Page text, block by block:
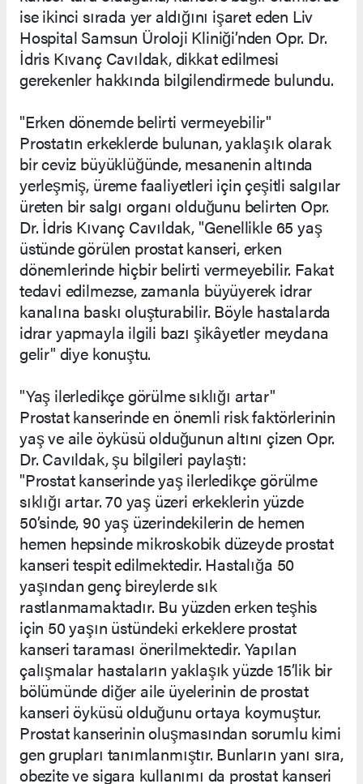
ise ikinci sırada yer aldığını işaret eden Liv
Hospital Samsun Üroloji Kliniği’nden Opr. Dr.
İdris Kıvanç Cavıldak, dikkat edilmesi
gerekenler hakkında bilgilendirmede bulundu.
"Erken dönemde belirti vermeyebilir"
Prostatın erkeklerde bulunan, yaklaşık olarak
bir ceviz büyüklüğünde, mesanenin altında
yerleşmiş, üreme faaliyetleri için çeşitli salgılar
üreten bir salgı organı olduğunu belirten Opr.
Dr. İdris Kıvanç Cavıldak, "Genellikle 65 yaş
üstünde görülen prostat kanseri, erken
dönemlerinde hiçbir belirti vermeyebilir. Fakat
tedavi edilmezse, zamanla büyüyerek idrar
kanalına baskı oluşturabilir. Böyle hastalarda
idrar yapmayla ilgili bazı şikâyetler meydana
gelir" diye konuştu.
"Yaş ilerledikçe görülme sıklığı artar"
Prostat kanserinde en önemli risk faktörlerinin
yaş ve aile öyküsü olduğunun altını çizen Opr.
Dr. Cavıldak, şu bilgileri paylaştı:
"Prostat kanserinde yaş ilerledikçe görülme
sıklığı artar. 70 yaş üzeri erkeklerin yüzde
50’sinde, 90 yaş üzerindekilerin de hemen
hemen hepsinde mikroskobik düzeyde prostat
kanseri tespit edilmektedir. Hastalığa 50
yaşından genç bireylerde sık
rastlanmamaktadır. Bu yüzden erken teşhis
için 50 yaşın üstündeki erkeklere prostat
kanseri taraması önerilmektedir. Yapılan
çalışmalar hastaların yaklaşık yüzde 15’lik bir
bölümünde diğer aile üyelerinin de prostat
kanseri öyküsü olduğunu ortaya koymuştur.
Prostat kanserinin oluşmasından sorumlu kimi
gen grupları tanımlanmıştır. Bunların yanı sıra,
obezite ve sigara kullanımı da prostat kanseri